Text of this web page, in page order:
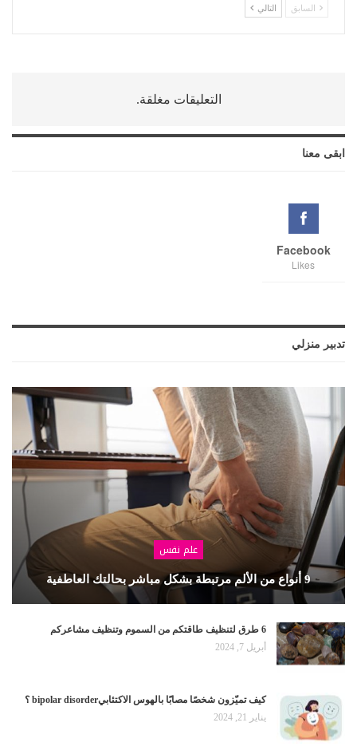
السابق التالي
التعليقات مغلقة.
ابقى معنا
Facebook
Likes
تدبير منزلي
علم نفس
9 أنواع من الألم مرتبطة بشكل مباشر بحالتك العاطفية
6 طرق لتنظيف طاقتكم من السموم وتنظيف مشاعركم
أبريل 7, 2024
كيف تميّزون شخصًا مصابًا بالهوس الاكتئابيbipolar disorder ؟
يناير 21, 2024